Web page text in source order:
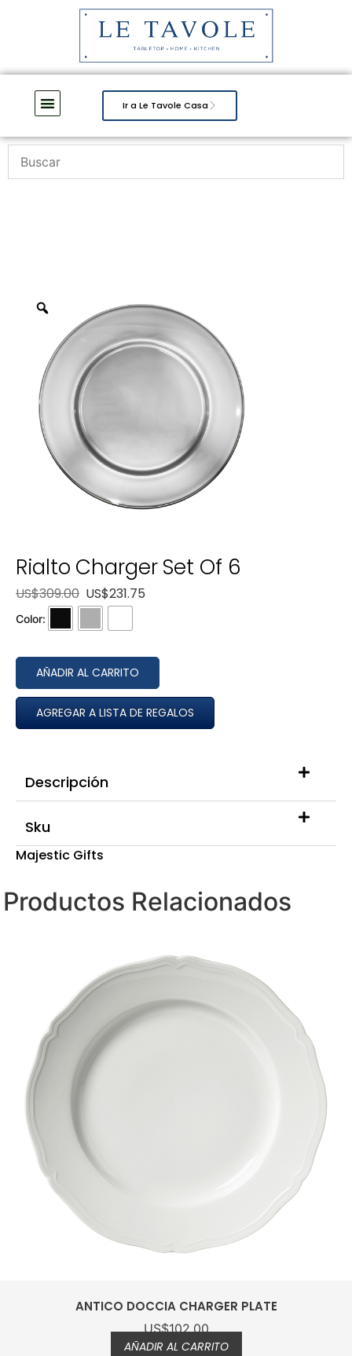
Ir a Le Tavole Casa
Rialto Charger Set Of 6
US$309.00 US$231.75
Color:
AÑADIR AL CARRITO
AGREGAR A LISTA DE REGALOS
Descripción
Sku
Majestic Gifts
Productos Relacionados
IL VIAGGIO GREEN CHARGER PLATE
US$295.00
AÑADIR AL CARRITO